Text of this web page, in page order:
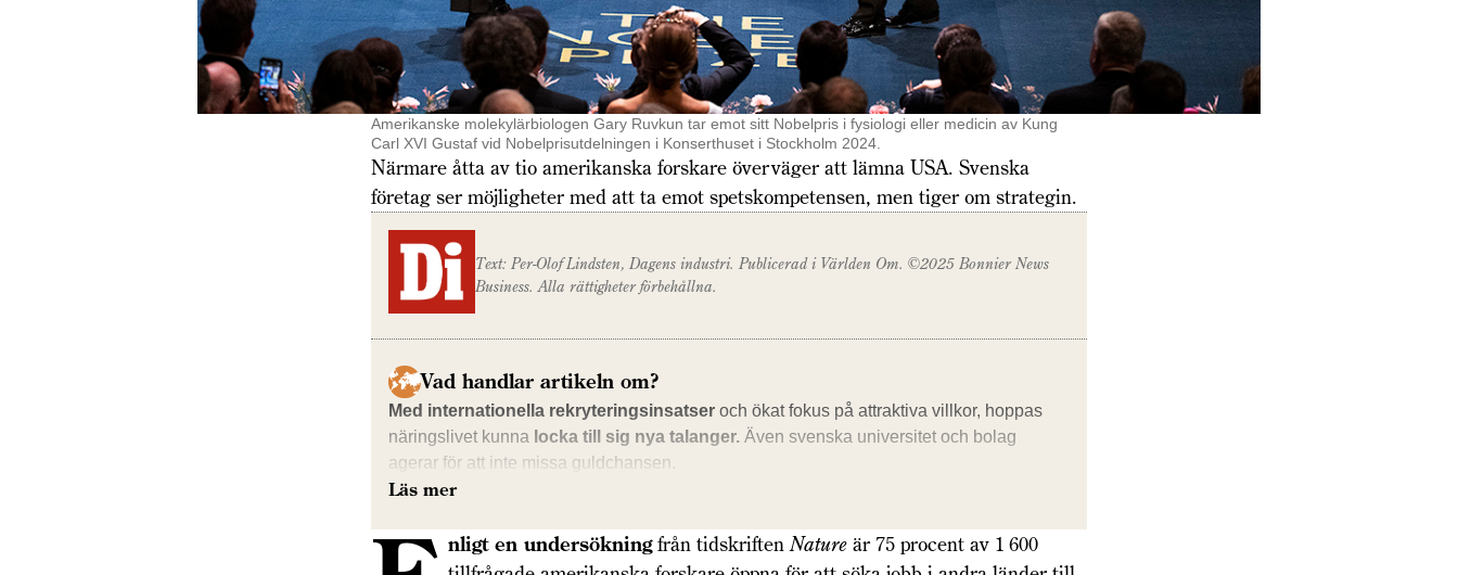
Amerikanske molekylärbiologen Gary Ruvkun tar emot sitt Nobelpris i fysiologi eller medicin av Kung
Carl XVI Gustaf vid Nobelpris­utdelningen i Konserthuset i Stockholm 2024.
Närmare åtta av tio amerikanska forskare överväger att lämna USA. Svenska
företag ser möjligheter med att ta emot spets­kompetensen, men tiger om strategin.
Text: Per-Olof Lindsten, Dagens industri. Publicerad i Världen Om. ©2025 Bonnier News
Business. Alla rättigheter förbehållna.
Vad handlar artikeln om?
Med internationella rekryterings­insatser och ökat fokus på attraktiva villkor, hoppas
näringslivet kunna locka till sig nya talanger. Även svenska universitet och bolag
agerar för att inte missa guldchansen.
Läs mer
nligt en undersökningfrån tidskriftenNature är 75 procent av 1 600